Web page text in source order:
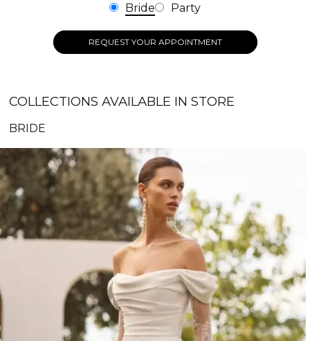
Bride Party
REQUEST YOUR APPOINTMENT
COLLECTIONS AVAILABLE IN STORE
BRIDE